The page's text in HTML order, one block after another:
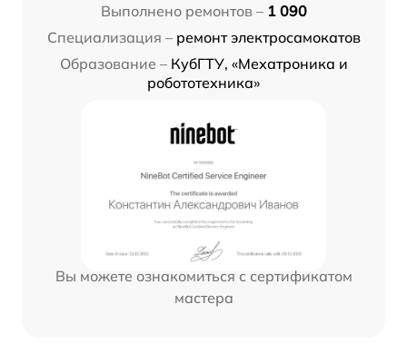
Выполнено ремонтов – 1 090
Специализация – ремонт электросамокатов
Образование – КубГТУ, «Мехатроника и
робототехника»
Вы можете ознакомиться с сертификатом
мастера